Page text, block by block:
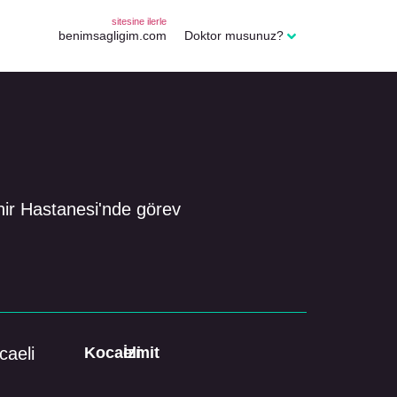
benimsagligim.com
sitesine ilerle
Doktor musunuz?
Hastanesi'nde görev
Kocaeliİzmit